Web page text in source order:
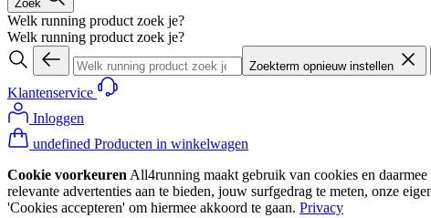
Zoek
Welk running product zoek je?
Welk running product zoek je?
Zoekterm opnieuw instellen
Klantenservice
Inloggen
undefined Producten in winkelwagen
Cookie voorkeuren All4running maakt gebruik van cookies en
relevante advertenties aan te bieden, jouw surfgedrag te meten, onze
'Cookies accepteren' om hiermee akkoord te gaan. Privacy